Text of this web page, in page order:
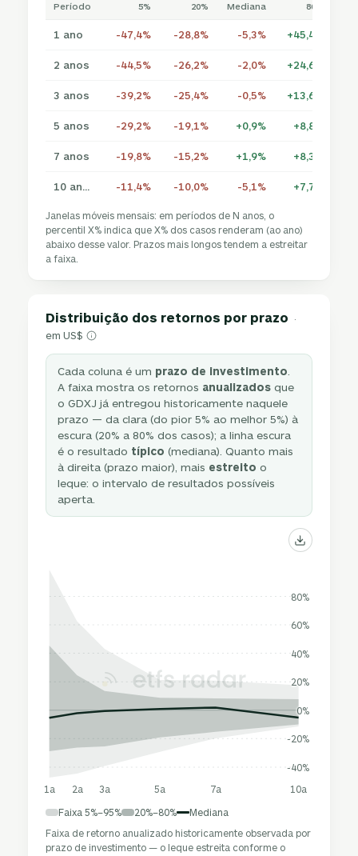
Período 5% 20% Mediana 80%
1 ano -47,4% -28,8% -5,3% +45,4%
2 anos -44,5% -26,2% -2,0% +24,6%
3 anos -39,2% -25,4% -0,5% +13,6%
5 anos -29,2% -19,1% +0,9% +8,8%
7 anos -19,8% -15,2% +1,9% +8,3%
10 anos -11,4% -10,0% -5,1% +7,7%
Janelas móveis mensais: em períodos de N anos, o
percentil X% indica que X% dos casos renderam (ao ano)
abaixo desse valor. Prazos mais longos tendem a estreitar
a faixa.
Distribuição dos retornos por prazo ·
em US$
Cada coluna é um prazo de investimento
A faixa mostra os retornos anualizados que
o GDXJ já entregou historicamente naquele
prazo — da clara (do pior 5% ao melhor 5%) à
escura (20% a 80% dos casos); a linha escura
é o resultado típico (mediana). Quanto mais
à direita (prazo maior), mais estreito o
leque: o intervalo de resultados possíveis
aperta.
-40%
-20%
0%
20%
40%
60%
80%
1a 2a 3a 5a 7a 10a
Faixa 5%–95% 20%–80%
Mediana
Faixa de retorno anualizado historicamente observada por
prazo de investimento — o leque estreita conforme o